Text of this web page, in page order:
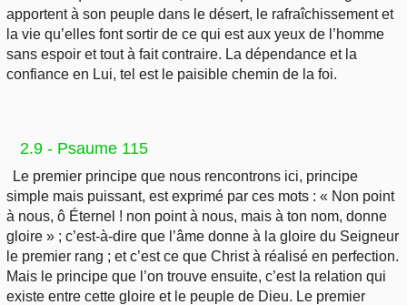
apportent à son peuple dans le désert, le rafraîchissement et
la vie qu’elles font sortir de ce qui est aux yeux de l’homme
sans espoir et tout à fait contraire. La dépendance et la
confiance en Lui, tel est le paisible chemin de la foi.
2.9 - Psaume 115
Le premier principe que nous rencontrons ici, principe
simple mais puissant, est exprimé par ces mots : « Non point
à nous, ô Éternel ! non point à nous, mais à ton nom, donne
gloire » ; c’est-à-dire que l’âme donne à la gloire du Seigneur
le premier rang ; et c’est ce que Christ à réalisé en perfection.
Mais le principe que l’on trouve ensuite, c’est la relation qui
existe entre cette gloire et le peuple de Dieu. Le premier